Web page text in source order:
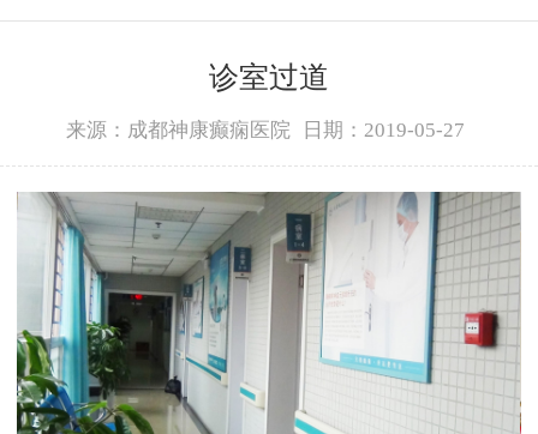
诊室过道
来源：成都神康癫痫医院 日期：2019-05-27